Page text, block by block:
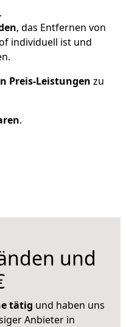
, das Entfernen von
individuell ist und
Preis-Leistungen zu
.
und
tätig und haben uns
Anbieter in